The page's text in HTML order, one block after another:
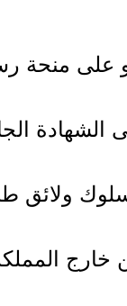
على منحة
الشهادة